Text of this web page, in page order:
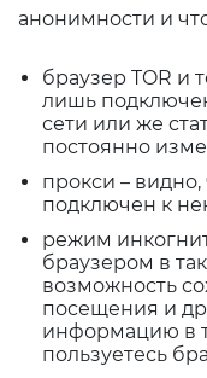
анонимности и
браузер TOR и
лишь
сети или же
постоянно
прокси –
подключен к
режим
браузером в
возможность
посещения и
информацию в
пользуетесь